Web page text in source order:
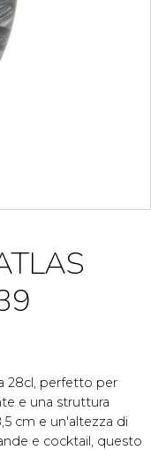
28cl, perfetto per
e una struttura
cm e un'altezza di
e cocktail, questo